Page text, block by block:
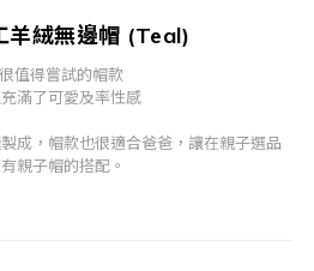
羊絨無邊帽 (Teal)
值得嘗試的帽款
滿了可愛及率性感
成，帽款也很適合爸爸，讓在親子選品
親子帽的搭配。